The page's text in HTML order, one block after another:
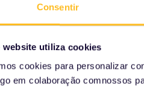
Consentir
website utiliza cookies
cookies para personalizar
em colaboração comnossos
Reserva necessária: